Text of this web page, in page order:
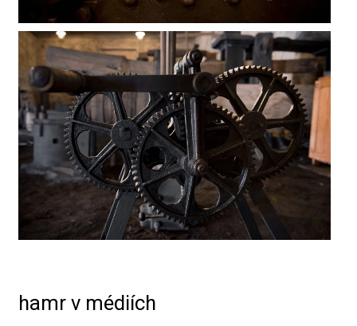
hamr v médiích